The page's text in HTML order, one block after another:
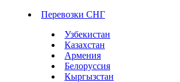
Перевозки СНГ
Узбекистан
Казахстан
Армения
Белоруссия
Кыргызстан